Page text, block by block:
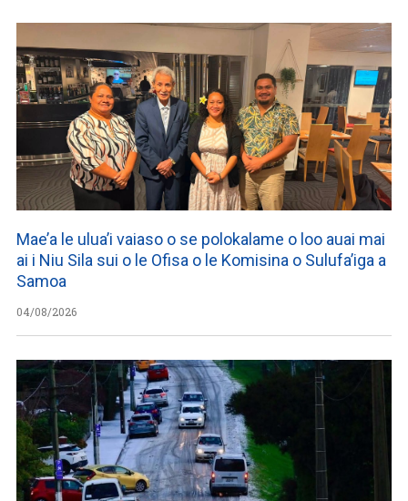
Mae’a le ulua’i vaiaso o se polokalame o loo auai mai
ai i Niu Sila sui o le Ofisa o le Komisina o Sulufa’iga a
Samoa
04/08/2026